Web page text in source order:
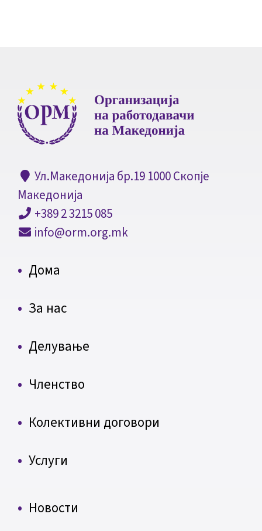
Ул.Македонија бр.19 1000 Скопје
Македонија
+389 2 3215 085
info@orm.org.mk
Дома
За нас
Делување
Членство
Колективни договори
Услуги
Новости